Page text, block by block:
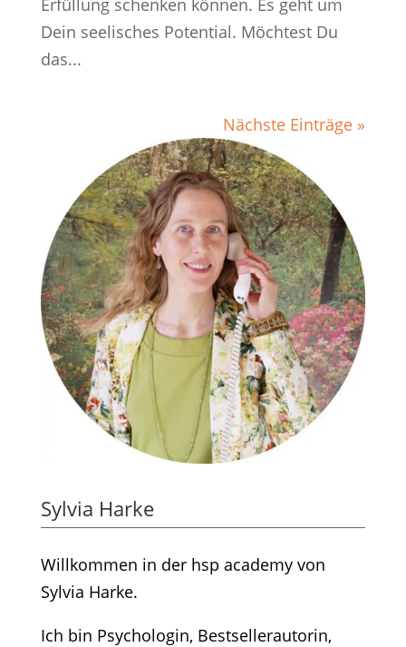
Erfüllung schenken können. Es geht um
Dein seelisches Potential. Möchtest Du
das...
Nächste Einträge »
Sylvia Harke
Willkommen in der hsp academy von
Sylvia Harke.
Ich bin Psychologin, Bestsellerautorin,